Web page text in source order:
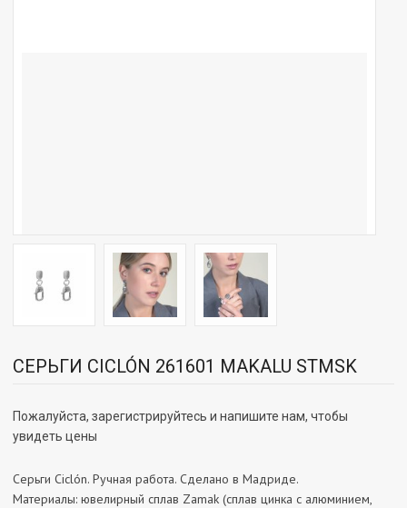
СЕРЬГИ CICLÓN 261601 MAKALU STMSK
Пожалуйста, зарегистрируйтесь и напишите нам, чтобы
увидеть цены
Серьги Ciclón. Ручная работа. Сделано в Мадриде.
Материалы: ювелирный сплав Zamak (сплав цинка с алюминием,